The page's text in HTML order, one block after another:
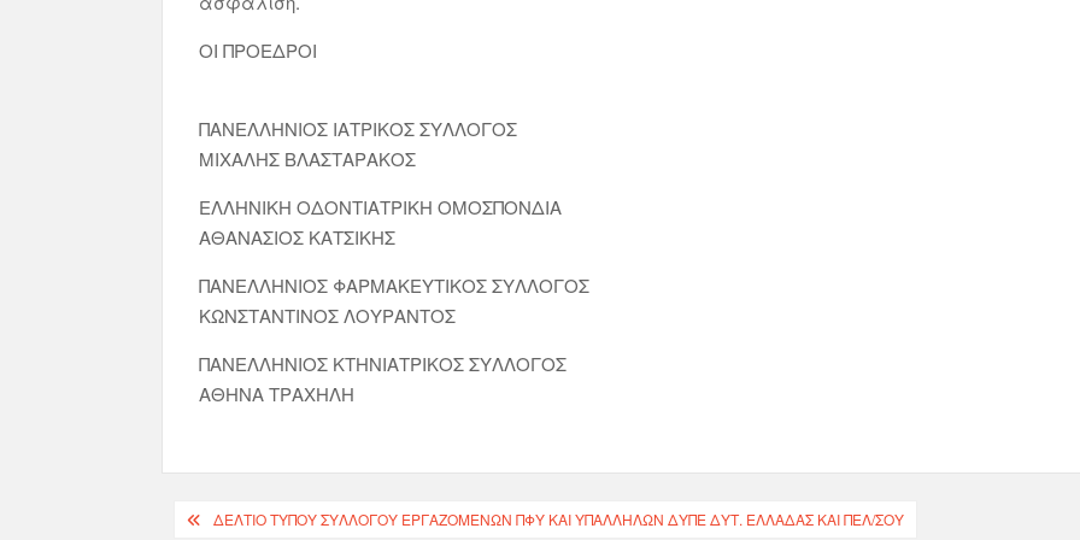
ΟΙ ΠΡΟΕΔΡΟΙ
ΠΑΝΕΛΛΗΝΙΟΣ ΙΑΤΡΙΚΟΣ ΣΥΛΛΟΓΟΣ
ΜΙΧΑΛΗΣ ΒΛΑΣΤΑΡΑΚΟΣ
ΕΛΛΗΝΙΚΗ ΟΔΟΝΤΙΑΤΡΙΚΗ ΟΜΟΣΠΟΝΔΙΑ
ΑΘΑΝΑΣΙΟΣ ΚΑΤΣΙΚΗΣ
ΠΑΝΕΛΛΗΝΙΟΣ ΦΑΡΜΑΚΕΥΤΙΚΟΣ ΣΥΛΛΟΓΟΣ
ΚΩΝΣΤΑΝΤΙΝΟΣ ΛΟΥΡΑΝΤΟΣ
ΠΑΝΕΛΛΗΝΙΟΣ ΚΤΗΝΙΑΤΡΙΚΟΣ ΣΥΛΛΟΓΟΣ
ΑΘΗΝΑ ΤΡΑΧΗΛΗ
ΔΕΛΤΊΟ ΤΎΠΟΥ ΣΥΛΛΌΓΟΥ ΕΡΓΑΖΟΜΈΝΩΝ ΠΦΥ ΚΑΙ ΥΠΑΛΛΉΛΩΝ ΔΥΠΕ ΔΥΤ. ΕΛΛΆΔΑΣ ΚΑΙ ΠΕΛ/ΣΟΥ